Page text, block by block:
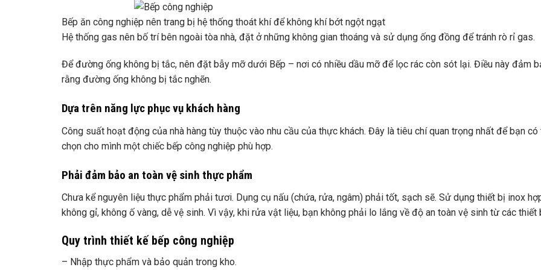
Bếp ăn công nghiệp nên trang bị hệ thống thoát khí để không khí bớt ngột ngạt
Hệ thống gas nên bố trí bên ngoài tòa nhà, đặt ở những không gian thoáng và sử dụng ống đồng để tránh rò rỉ gas.
Để đường ống không bị tắc, nên đặt bẫy mỡ dưới Bếp – nơi có nhiều dầu mỡ để lọc rác còn sót lại. Điều này đảm
rằng đường ống không bị tắc nghẽn.
Dựa trên năng lực phục vụ khách hàng
Công suất hoạt động của nhà hàng tùy thuộc vào nhu cầu của thực khách. Đây là tiêu chí quan trọng nhất để bạn có
chọn cho mình một chiếc bếp công nghiệp phù hợp.
Phải đảm bảo an toàn vệ sinh thực phẩm
Chưa kể nguyên liệu thực phẩm phải tươi. Dụng cụ nấu (chứa, rửa, ngâm) phải tốt, sạch sẽ. Sử dụng thiết bị inox
không gỉ, không ố vàng, dễ vệ sinh. Vì vậy, khi rửa vật liệu, bạn không phải lo lắng về độ an toàn vệ sinh từ các thiết
Quy trình thiết kế bếp công nghiệp
– Nhập thực phẩm và bảo quản trong kho.